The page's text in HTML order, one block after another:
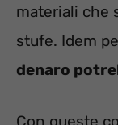
materiali che
stufe. Idem
denaro